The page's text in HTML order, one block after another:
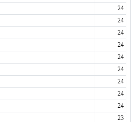
24
24
24
24
24
24
24
24
24
23